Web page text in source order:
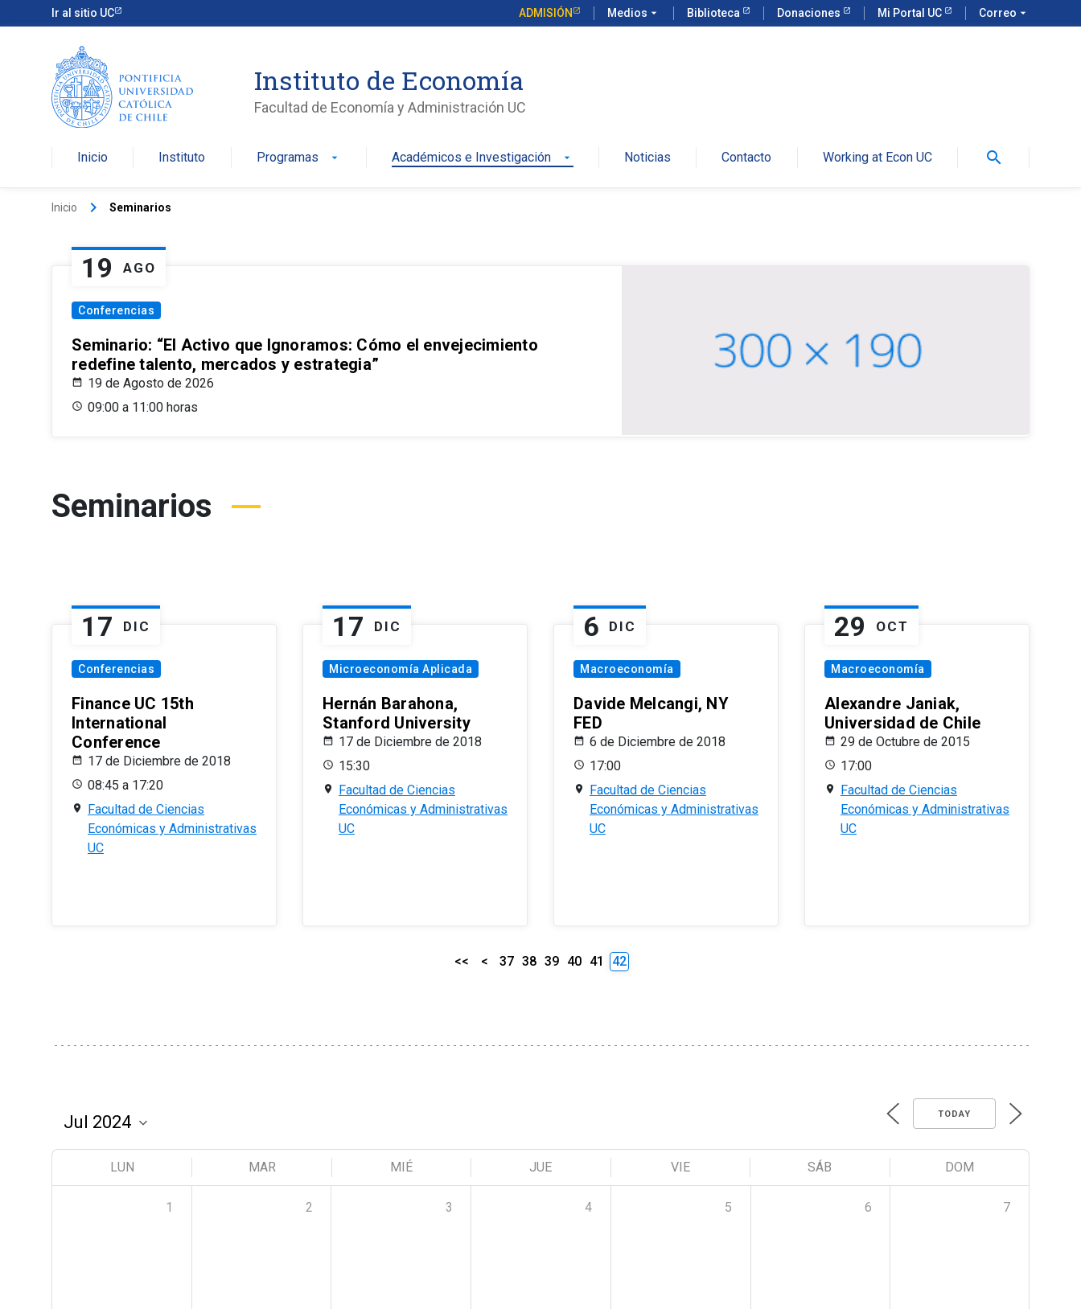
Ir al sitio UC ADMISIÓN Medios arrow_drop_down Biblioteca Donaciones Mi Portal UC Correo arrow_drop_down
Instituto de Economía
Facultad de Economía y Administración UC
Inicio Instituto Programas arrow_drop_down Académicos e Investigación arrow_drop_down Noticias Contacto Working at Econ UC search
Inicio keyboard_arrow_right Seminarios
19 AGO
Conferencias
Seminario: “El Activo que Ignoramos: Cómo el envejecimiento
redefine talento, mercados y estrategia”
19 de Agosto de 2026
09:00 a 11:00 horas
Seminarios
17 DIC
Conferencias
Finance UC 15th
International
Conference
17 de Diciembre de 2018
08:45 a 17:20
Facultad de Ciencias
Económicas y Administrativas
UC
17 DIC
Microeconomía Aplicada
Hernán Barahona,
Stanford University
17 de Diciembre de 2018
15:30
Facultad de Ciencias
Económicas y Administrativas
UC
6 DIC
Macroeconomía
Davide Melcangi, NY
FED
6 de Diciembre de 2018
17:00
Facultad de Ciencias
Económicas y Administrativas
UC
29 OCT
Macroeconomía
Alexandre Janiak,
Universidad de Chile
29 de Octubre de 2015
17:00
Facultad de Ciencias
Económicas y Administrativas
UC
<< < 37 38 39 40 41 42
TODAY
LUN MAR MIÉ JUE VIE SÁB DOM
1 2 3 4 5 6 7